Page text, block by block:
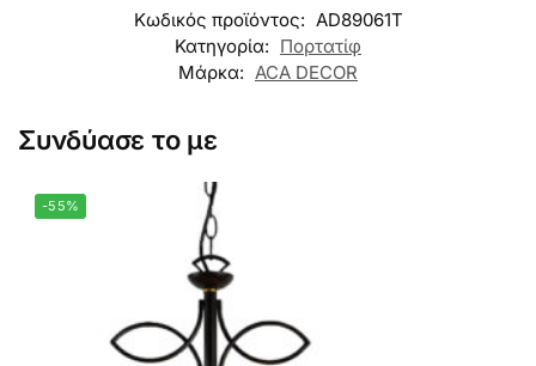
Κωδικός προϊόντος: AD89061T
Κατηγορία: Πορτατίφ
Μάρκα: ACA DECOR
Συνδύασε το με
-55%